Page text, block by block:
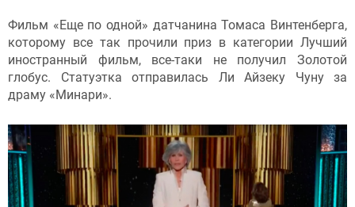
Фильм «Еще по одной» датчанина Томаса Винтенберга,
которому все так прочили приз в категории Лучший
иностранный фильм, все-таки не получил Золотой
глобус. Статуэтка отправилась Ли Айзеку Чуну за
драму «Минари».